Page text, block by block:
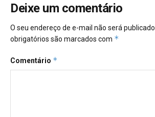
Deixe um comentário
O seu endereço de e-mail não será publicado.
obrigatórios são marcados com *
Comentário *